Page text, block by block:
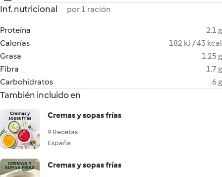
Inf. nutricional por 1 ración
Proteína
2.1 g
Calorías
182 kJ / 43 kcal
Grasa
1.25 g
Fibra
1.7 g
Carbohidratos
6 g
También incluido en
Cremas y sopas frías
9 Recetas
España
Cremas y sopas frías